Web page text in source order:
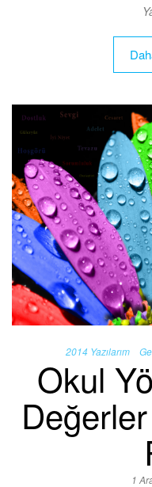
2014 Yazılarım
Okul
1